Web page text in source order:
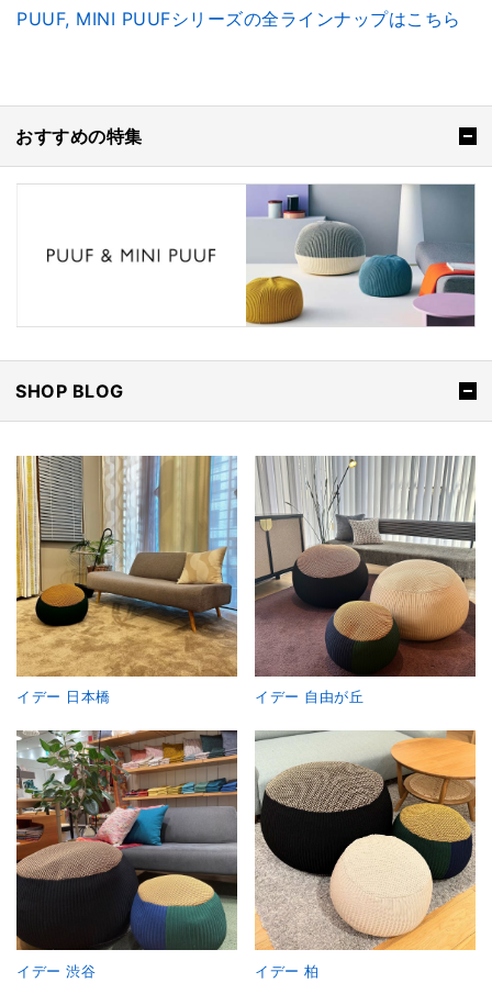
PUUF, MINI PUUFシリーズの全ラインナップはこちら
おすすめの特集
SHOP BLOG
イデー 日本橋 イデー 自由が丘
イデー 渋谷 イデー 柏